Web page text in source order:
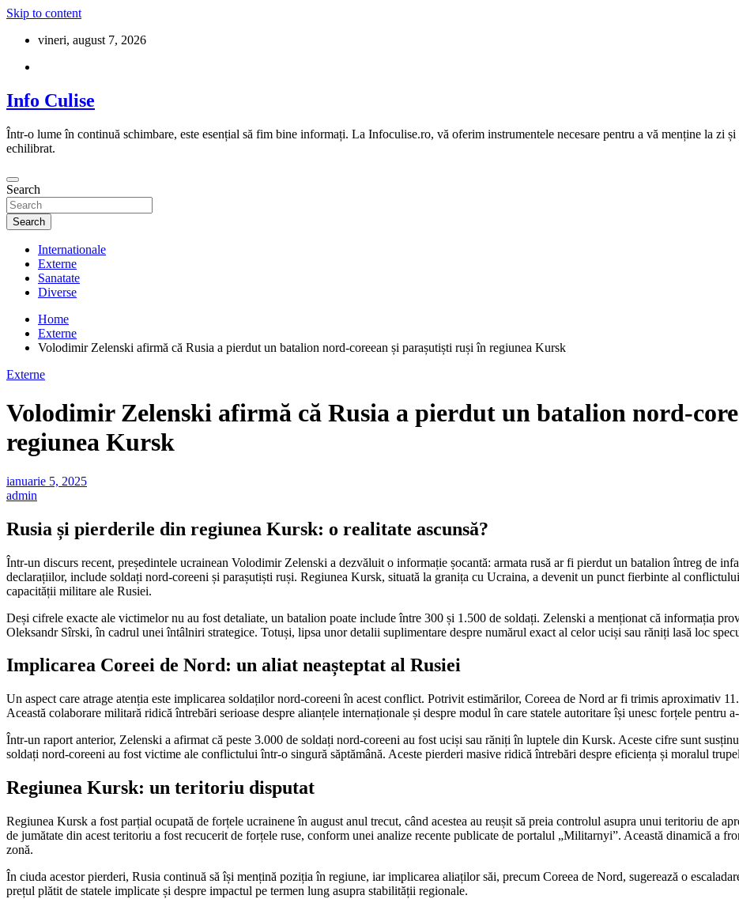
Skip to content
vineri, august 7, 2026
Info Culise
Într-o lume în continuă schimbare, este esențial să fim bine informați. La Infoculise.ro, vă oferim instrumentele necesare pentru a vă menține la zi
echilibrat.
Search
Search
Internationale
Externe
Sanatate
Diverse
Home
Externe
Volodimir Zelenski afirmă că Rusia a pierdut un batalion nord-coreean și parașutiști ruși în regiunea Kursk
Externe
Volodimir Zelenski afirmă că Rusia a pierdut un batalion nord-
regiunea Kursk
ianuarie 5, 2025
admin
Rusia și pierderile din regiunea Kursk: o realitate ascunsă?
Într-un discurs recent, președintele ucrainean Volodimir Zelenski a dezvăluit o informație șocantă: armata rusă ar fi pierdut un batalion întreg de
declarațiilor, include soldați nord-coreeni și parașutiști ruși. Regiunea Kursk, situată la granița cu Ucraina, a devenit un punct fierbinte al
capacității militare ale Rusiei.
Deși cifrele exacte ale victimelor nu au fost detaliate, un batalion poate include între 300 și 1.500 de soldați. Zelenski a menționat că informația
Oleksandr Sîrski, în cadrul unei întâlniri strategice. Totuși, lipsa unor detalii suplimentare despre numărul exact al celor uciși sau răniți lasă loc
Implicarea Coreei de Nord: un aliat neașteptat al Rusiei
Un aspect care atrage atenția este implicarea soldaților nord-coreeni în acest conflict. Potrivit estimărilor, Coreea de Nord ar fi trimis aproximativ
Această colaborare militară ridică întrebări serioase despre alianțele internaționale și despre modul în care statele autoritare își unesc forțele pentru
Într-un raport anterior, Zelenski a afirmat că peste 3.000 de soldați nord-coreeni au fost uciși sau răniți în luptele din Kursk. Aceste cifre sunt
soldați nord-coreeni au fost victime ale conflictului într-o singură săptămână. Aceste pierderi masive ridică întrebări despre eficiența și moralul
Regiunea Kursk: un teritoriu disputat
Regiunea Kursk a fost parțial ocupată de forțele ucrainene în august anul trecut, când acestea au reușit să preia controlul asupra unui teritoriu de
de jumătate din acest teritoriu a fost recucerit de forțele ruse, conform unei analize recente publicate de portalul „Militarnyi”. Această dinamică a
zonă.
În ciuda acestor pierderi, Rusia continuă să își mențină poziția în regiune, iar implicarea aliaților săi, precum Coreea de Nord, sugerează o
prețul plătit de statele implicate și despre impactul pe termen lung asupra stabilității regionale.